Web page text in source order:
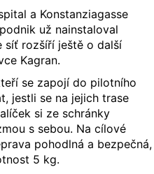
a Konstanziagasse
už nainstaloval
síť rozšíří ještě o další
Kagran.
se zapojí do pilotního
jestli se na jejich trase
si ze schránky
s sebou. Na cílové
pohodlná a bezpečná,
5 kg.